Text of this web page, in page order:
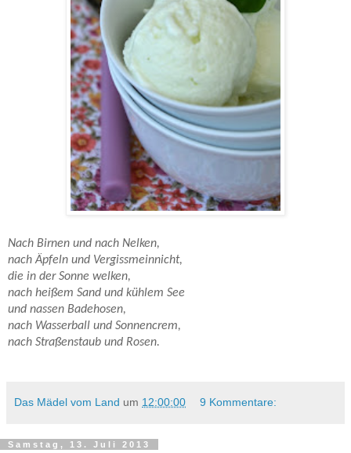
Nach Birnen und nach Nelken,
nach Äpfeln und Vergissmeinnicht,
die in der Sonne welken,
nach heißem Sand und kühlem See
und nassen Badehosen,
nach Wasserball und Sonnencrem,
nach Straßenstaub und Rosen.
Das Mädel vom Land um 12:00:00 9 Kommentare:
Samstag, 13. Juli 2013